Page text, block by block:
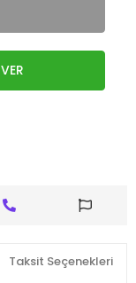
Taksit Seçenekleri